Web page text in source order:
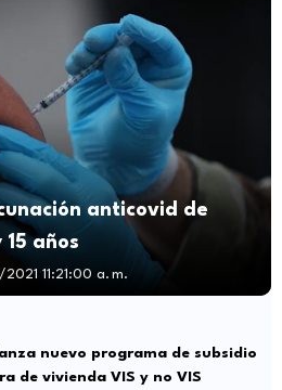
anticovid de
años
2021 11:21:00 a. m.
nuevo programa de subsidio
de vivienda VIS y no VIS